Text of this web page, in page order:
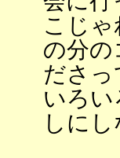
こじ
の分の
ださ
いろ
しに